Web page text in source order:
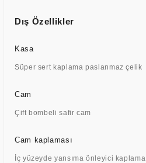
Dış Özellikler
Kasa
Süper sert kaplama paslanmaz çelik
Cam
Çift bombeli safir cam
Cam kaplaması
İç yüzeyde yansıma önleyici kaplama